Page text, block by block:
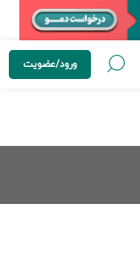
ورود/عضویت